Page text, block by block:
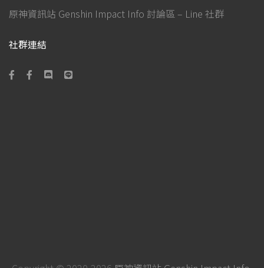
原神資訊站 Genshin Impact Info 討論區 – Line 社群
社群連結